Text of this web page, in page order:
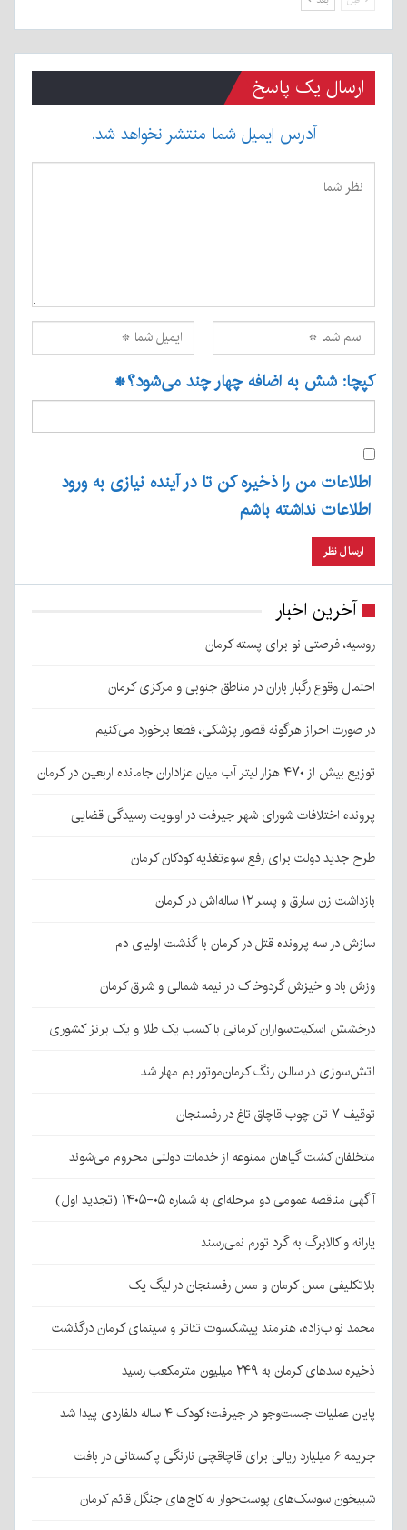
ارسال یک پاسخ
آدرس ایمیل شما منتشر نخواهد شد.
کپچا: شش به اضافه چهار چند می‌شود؟*
اطلاعات من را ذخیره کن تا در آینده نیازی به ورود
اطلاعات نداشته باشم
آخرین اخبار
روسیه، فرصتی نو برای پسته کرمان
احتمال وقوع رگبار باران در مناطق جنوبی و مرکزی کرمان
در صورت احراز هرگونه قصور پزشکی، قطعا برخورد می‌کنیم
توزیع بیش از ۴۷۰ هزار لیتر آب میان عزاداران جامانده اربعین در کرمان
پرونده اختلافات شورای شهر جیرفت در اولویت رسیدگی قضایی
طرح جدید دولت برای رفع سوءتغذیه کودکان کرمان
بازداشت زن سارق و پسر ۱۲ ساله‌اش در کرمان
سازش در سه پرونده قتل در کرمان با گذشت اولیای دم
وزش باد و خیزش گردوخاک در نیمه شمالی و شرق کرمان
درخشش اسکیت‌سواران کرمانی با کسب یک طلا و یک برنز کشوری
آتش‌سوزی در سالن رنگ کرمان‌موتور بم مهار شد
توقیف ۷ تن چوب قاچاق تاغ در رفسنجان
متخلفان کشت گیاهان ممنوعه از خدمات دولتی محروم می‌شوند
آگهی مناقصه عمومی دو مرحله‌ای به شماره ۰۵-۱۴۰۵ (تجدید اول)
یارانه و کالابرگ به گرد تورم نمی‌رسند
بلاتکلیفی مس کرمان و مس رفسنجان در لیگ یک
محمد نواب‌زاده، هنرمند پیشکسوت تئاتر و سینمای کرمان درگذشت
ذخیره سدهای کرمان به ۲۴۹ میلیون مترمکعب رسید
پایان عملیات جست‌وجو در جیرفت؛ کودک ۴ ساله دلفاردی پیدا شد
جریمه ۶ میلیارد ریالی برای قاچاقچی نارنگی پاکستانی در بافت
شبیخون سوسک‌های پوست‌خوار به کاج‌های جنگل قائم کرمان